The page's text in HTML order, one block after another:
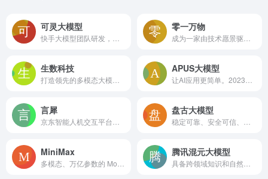
可灵大模型 零一万物
生数科技 APUS大模型
言犀 盘古大模型
MiniMax 腾讯混元大模型